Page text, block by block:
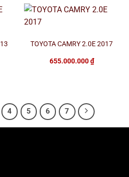
TOYOTA CAMRY 2.0E 2017
655.000.000₫
4 5 6 7